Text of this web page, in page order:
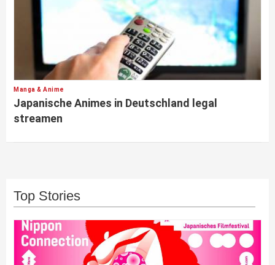
Manga & Anime
Japanische Animes in Deutschland legal
streamen
Top Stories